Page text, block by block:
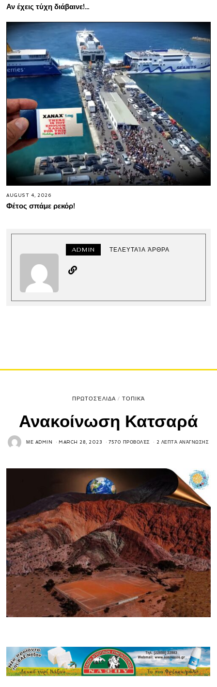
Αν έχεις τύχη διάβαινε!…
AUGUST 4, 2026
Φέτος σπάμε ρεκόρ!
ADMIN ΤΕΛΕΥΤΑΊΑ ΆΡΘΡΑ
ΠΡΩΤΟΣΈΛΙΔΑ / ΤΟΠΙΚΆ
Ανακοίνωση Κατσαρά
ΜΕ ADMIN MARCH 28, 2023 7570 ΠΡΟΒΟΛΈΣ 2 ΛΕΠΤΆ ΑΝΆΓΝΩΣΗΣ